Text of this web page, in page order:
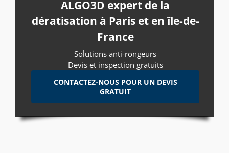
ALGO3D expert de la
dératisation à Paris et en île-de-
France
Solutions anti-rongeurs
Devis et inspection gratuits
CONTACTEZ-NOUS POUR UN DEVIS
GRATUIT